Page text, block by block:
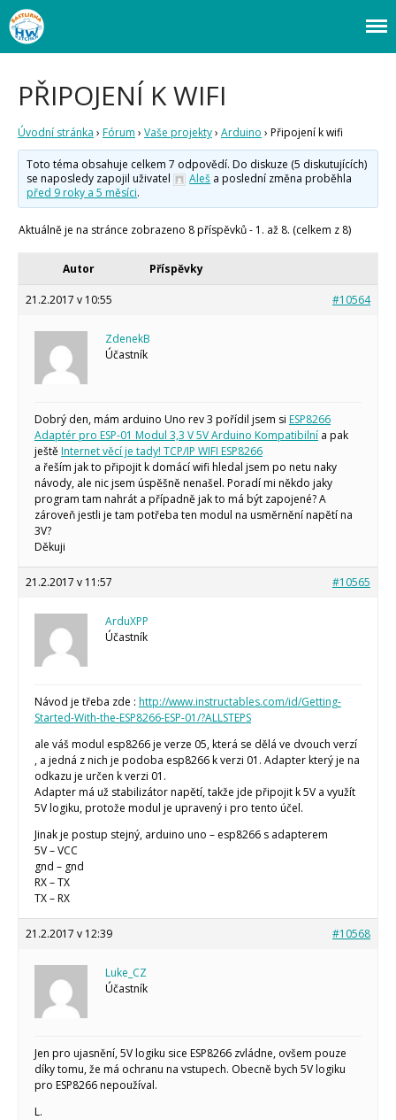
Fórum
Staré fórum
Články
O programování obecně
Arduino roboti
Tinylab
Makeblock
Micro:bit
Videa
Koupit
Webový magazín o bastlení a tvoření. Naučte se základy programování a
elektroniky zábavnou formou! Arduino a microbit projekty, návody,
PŘIPOJENÍ K WIFI
Úvodní stránka › Fórum › Vaše projekty› Arduino › Připojení k wifi
Toto téma obsahuje celkem 7 odpovědí. Do diskuze (5 diskutujících)
se naposledy zapojil uživatel
Aleš a poslední změna proběhla
před 9 roky a 5 měsíci.
Aktuálně je na stránce zobrazeno 8 příspěvků - 1. až 8. (celkem z 8)
Autor Příspěvky
21.2.2017 v 10:55 #10564
ZdenekB
Účastník
Dobrý den, mám arduino Uno rev 3 pořídil jsem si ESP8266
Adaptér pro ESP-01 Modul 3,3 V 5V Arduino Kompatibilní a pak
ještěInternet věcí je tady! TCP/IP WIFI ESP8266
a řeším jak to připojit k domácí wifi hledal jsem po netu naky
návody, ale nic jsem úspěšně nenašel. Poradí mi někdo jaky
program tam nahrát a případně jak to má být zapojené? A
zároveň jestli je tam potřeba ten modul na usměrnění napětí na
3V?
Děkuji
21.2.2017 v 11:57 #10565
ArduXPP
Účastník
Návod je třeba zde : http://www.instructables.com/id/Getting-
Started-With-the-ESP8266-ESP-01/?ALLSTEPS
ale váš modul esp8266 je verze 05, která se dělá ve dvouch verzí
, a jedná z nich je podoba esp8266 k verzi 01. Adapter který je na
odkazu je určen k verzi 01.
Adapter má už stabilizátor napětí, takže jde připojit k 5V a využít
5V logiku, protože modul je upravený i pro tento účel.
Jinak je postup stejný, arduino uno – esp8266 s adapterem
5V – VCC
gnd – gnd
RX – TX
TX – RX
21.2.2017 v 12:39 #10568
Luke_CZ
Účastník
Jen pro ujasnění, 5V logiku sice ESP8266 zvládne, ovšem pouze
díky tomu, že má ochranu na vstupech. Obecně bych 5V logiku
pro ESP8266 nepoužíval.
L.